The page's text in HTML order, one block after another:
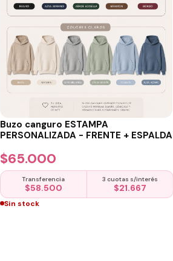
Buzo canguro ESTAMPA
PERSONALIZADA - FRENTE + ESPALDA
$65.000
Transferencia
$58.500
3 cuotas s/interés
$21.667
Sin stock